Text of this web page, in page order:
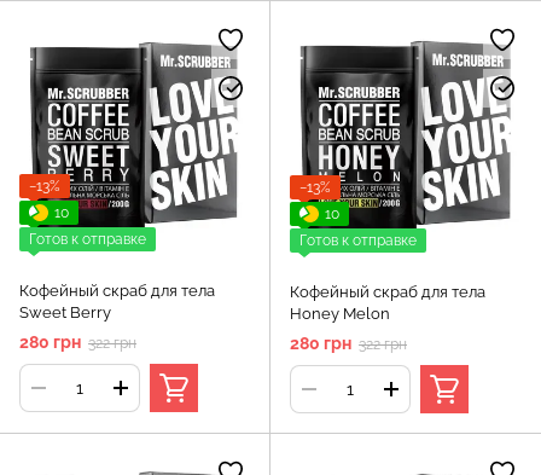
−13%
10
Готов к отправке
Кофейный скраб для тела
Sweet Berry
280 грн 322 грн
−13%
10
Готов к отправке
Кофейный скраб для тела
Honey Melon
280 грн 322 грн